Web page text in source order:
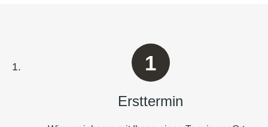
Ersttermin